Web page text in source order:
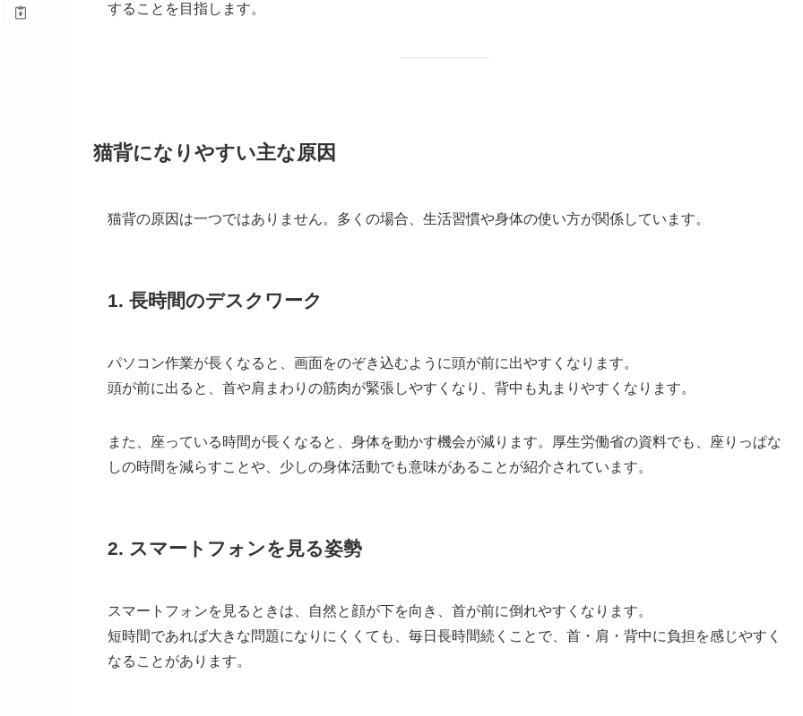
することを目指します。
猫背になりやすい主な原因
猫背の原因は一つではありません。多くの場合、生活習慣や身体の使い方が関係しています。
1. 長時間のデスクワーク
パソコン作業が長くなると、画面をのぞき込むように頭が前に出やすくなります。
頭が前に出ると、首や肩まわりの筋肉が緊張しやすくなり、背中も丸まりやすくなります。
また、座っている時間が長くなると、身体を動かす機会が減ります。厚生労働省の資料でも、座りっぱな
しの時間を減らすことや、少しの身体活動でも意味があることが紹介されています。
2. スマートフォンを見る姿勢
スマートフォンを見るときは、自然と顔が下を向き、首が前に倒れやすくなります。
短時間であれば大きな問題になりにくくても、毎日長時間続くことで、首・肩・背中に負担を感じやすく
なることがあります。